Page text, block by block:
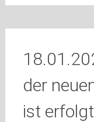
der
ist